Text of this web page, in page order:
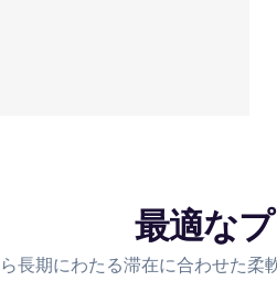
最適な
長期にわたる滞在に合わせた柔